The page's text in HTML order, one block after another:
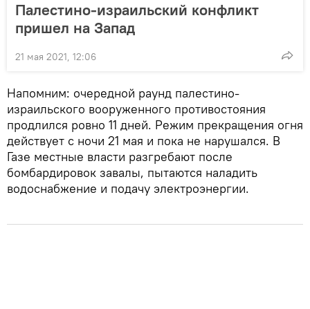
Палестино-израильский конфликт
пришел на Запад
21 мая 2021, 12:06
Напомним: очередной раунд палестино-
израильского вооруженного противостояния
продлился ровно 11 дней. Режим прекращения огня
действует с ночи 21 мая и пока не нарушался. В
Газе местные власти разгребают после
бомбардировок завалы, пытаются наладить
водоснабжение и подачу электроэнергии.